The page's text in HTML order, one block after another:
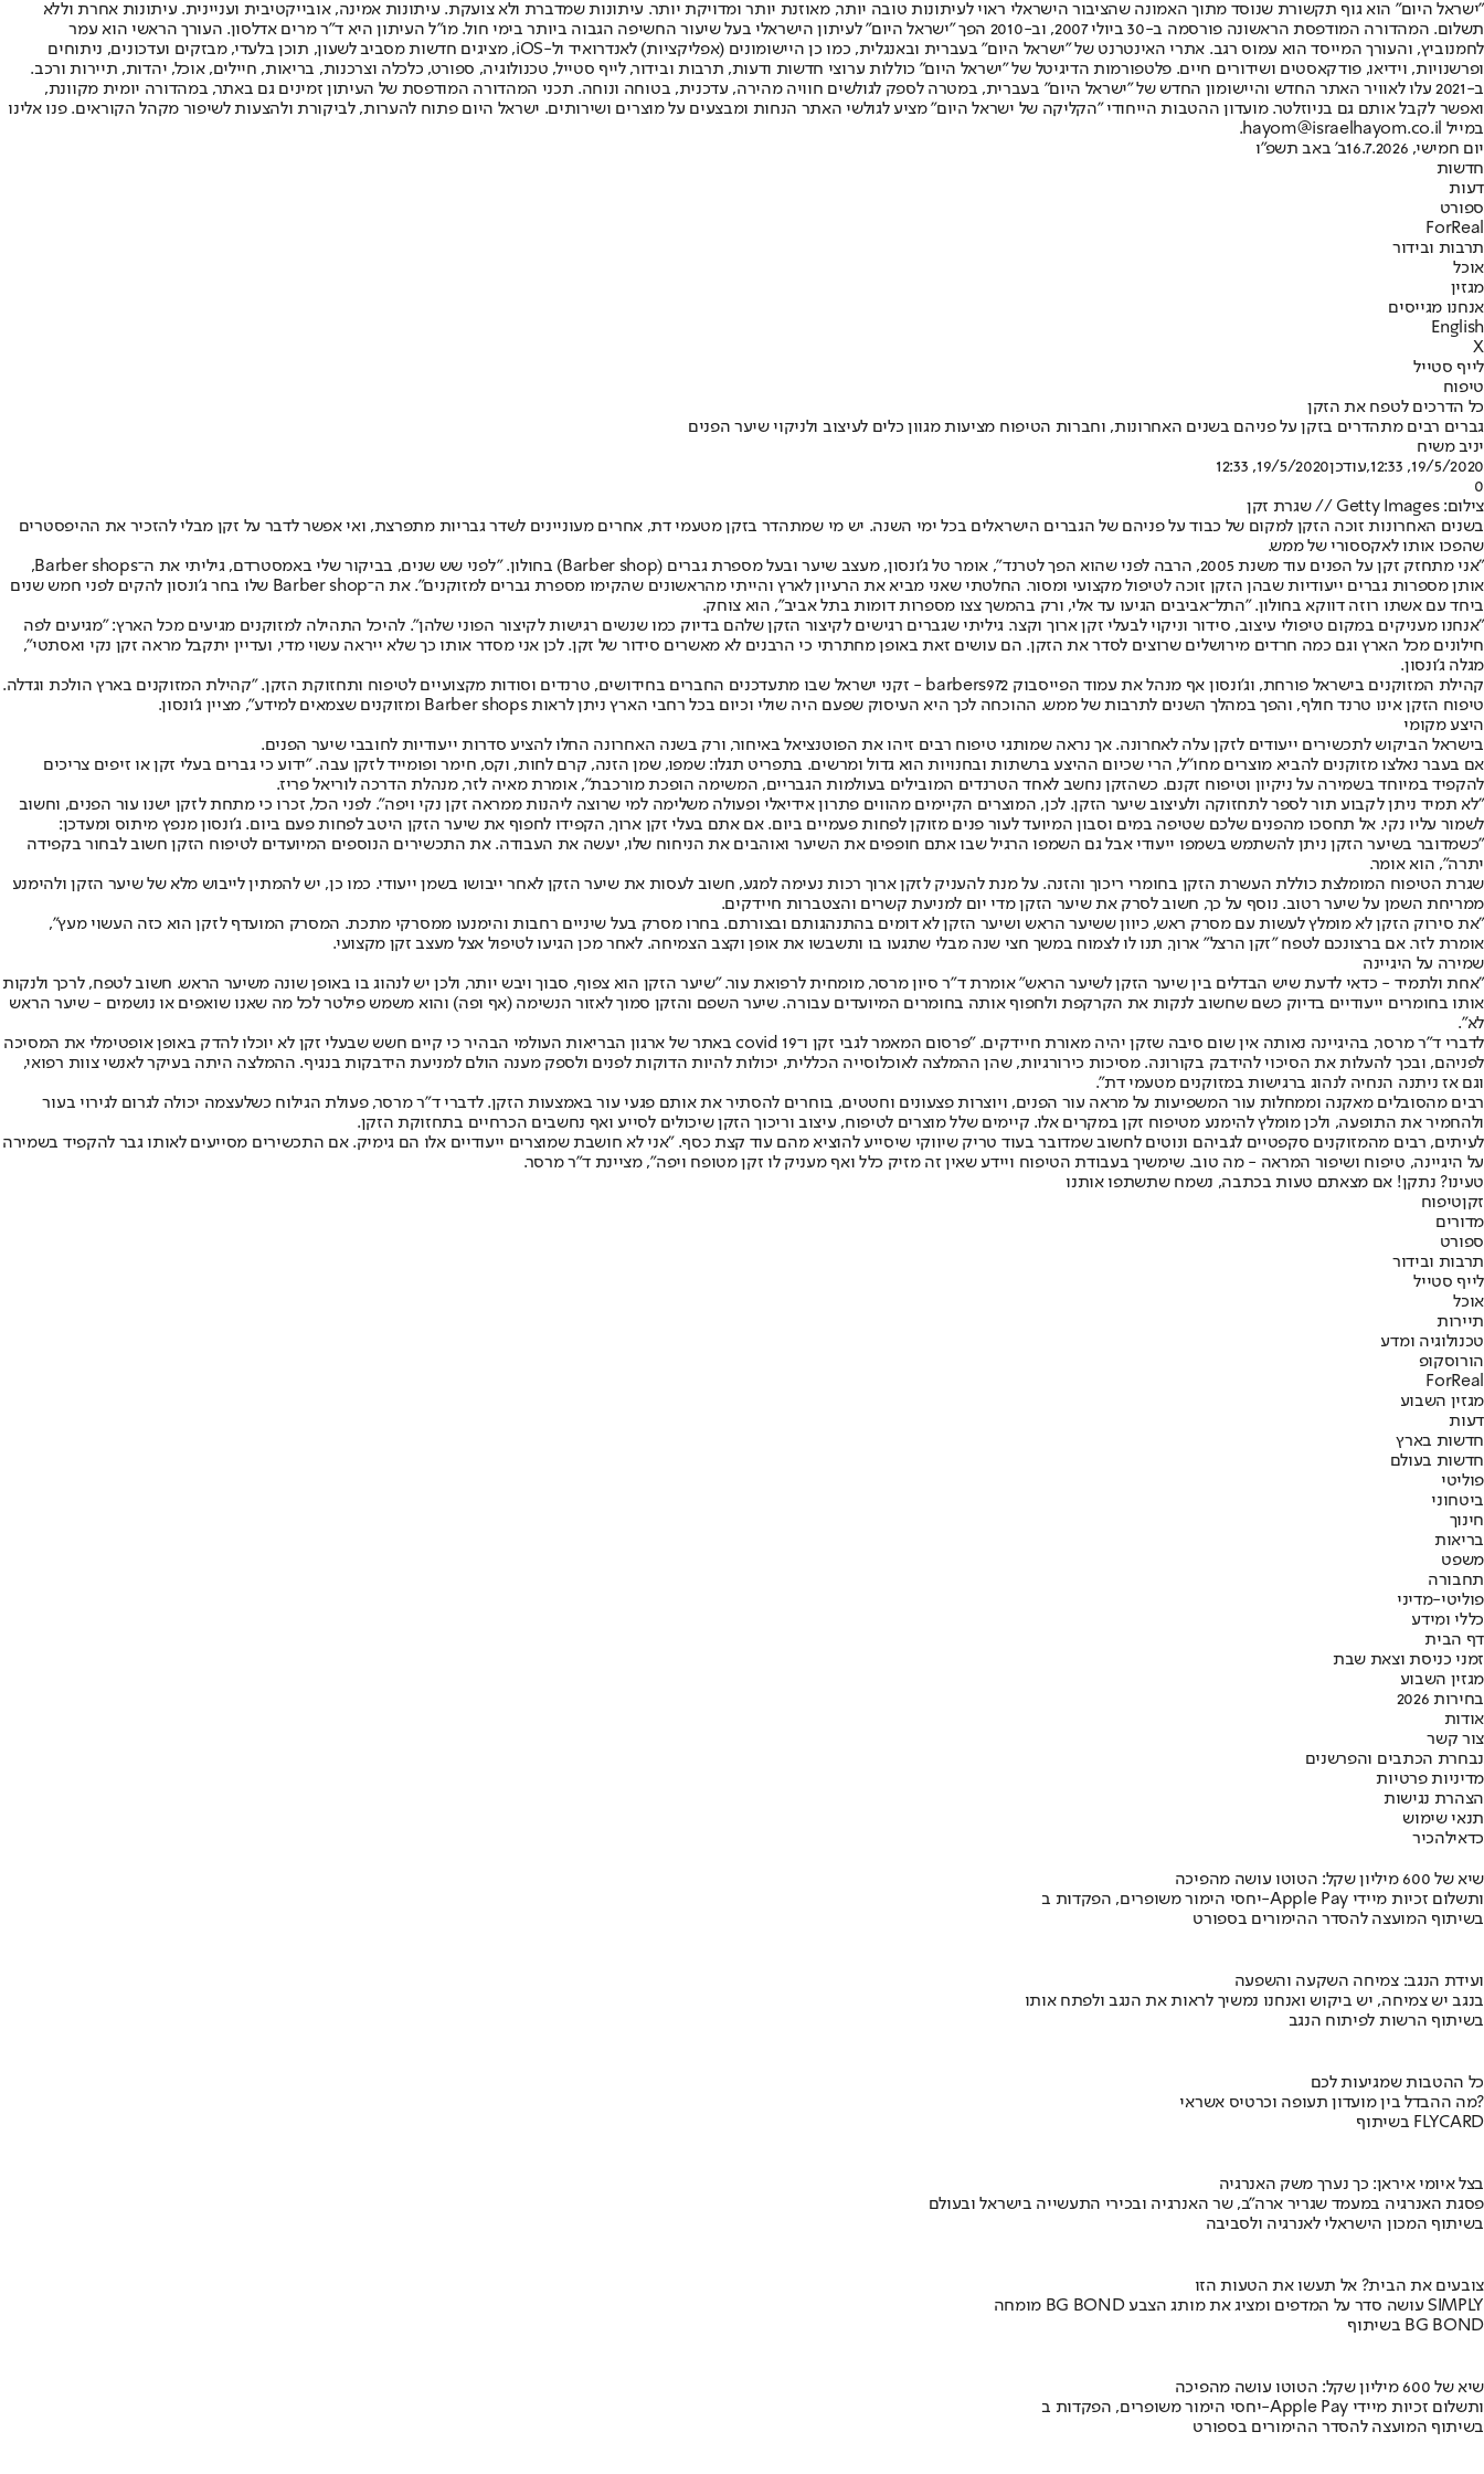
"ישראל היום" הוא גוף תקשורת שנוסד מתוך האמונה שהציבור הישראלי ראוי לעיתונות טובה יותר, מאוזנת יותר ומדויקת יותר. עיתונות שמדברת ולא צועקת. עיתונות אמינה, אובייקטיבית ועניינית. עיתונות אחרת וללא
תשלום. המהדורה המודפסת הראשונה פורסמה ב-30 ביולי 2007, וב-2010 הפך "ישראל היום" לעיתון הישראלי בעל שיעור החשיפה הגבוה ביותר בימי חול. מו"ל העיתון היא ד"ר מרים אדלסון. העורך הראשי הוא עמר
לחמנוביץ, והעורך המייסד הוא עמוס רגב. אתרי האינטרנט של "ישראל היום" בעברית ובאנגלית, כמו כן היישומונים (אפליקציות) לאנדרואיד ול-iOS, מציגים חדשות מסביב לשעון, תוכן בלעדי, מבזקים ועדכונים, ניתוחים
ופרשנויות, וידיאו, פודקאסטים ושידורים חיים. פלטפורמות הדיגיטל של "ישראל היום" כוללות ערוצי חדשות ודעות, תרבות ובידור, לייף סטייל, טכנולוגיה, ספורט, כלכלה וצרכנות, בריאות, חיילים, אוכל, יהדות, תיירות ורכב.
ב-2021 עלו לאוויר האתר החדש והיישומון החדש של "ישראל היום" בעברית, במטרה לספק לגולשים חוויה מהירה, עדכנית, בטוחה ונוחה. תכני המהדורה המודפסת של העיתון זמינים גם באתר, במהדורה יומית מקוונת,
ואפשר לקבל אותם גם בניוזלטר. מועדון ההטבות הייחודי "הקליקה של ישראל היום" מציע לגולשי האתר הנחות ומבצעים על מוצרים ושירותים. ישראל היום פתוח להערות, לביקורת ולהצעות לשיפור מקהל הקוראים. פנו אלינו
במייל hayom@israelhayom.co.il.
יום חמישי, 16.7.2026
ב' באב תשפ"ו
חדשות
דעות
ספורט
ForReal
תרבות ובידור
אוכל
מגזין
אנחנו מגייסים
English
X
לייף סטייל
טיפוח
כל הדרכים לטפח את הזקן
גברים רבים מתהדרים בזקן על פניהם בשנים האחרונות, וחברות הטיפוח מציעות מגוון כלים לעיצוב ולניקוי שיער הפנים
יניב משיח
19/5/2020, 12:33
,עודכן19/5/2020, 12:33
0
צילום: Getty Images // שגרת זקן
בשנים האחרונות זוכה הזקן למקום של כבוד על פניהם של הגברים הישראלים בכל ימי השנה. יש מי שמתהדר בזקן מטעמי דת, אחרים מעוניינים לשדר גבריות מתפרצת, ואי אפשר לדבר על זקן מבלי להזכיר את ההיפסטרים
שהפכו אותו לאקססורי של ממש.
"אני מתחזק זקן על הפנים עוד משנת 2005, הרבה לפני שהוא הפך לטרנד", אומר טל ג'ונסון, מעצב שיער ובעל מספרת גברים (Barber shop) בחולון. "לפני שש שנים, בביקור שלי באמסטרדם, גיליתי את ה־Barber shops,
אותן מספרות גברים ייעודיות שבהן הזקן זוכה לטיפול מקצועי ומסור. החלטתי שאני מביא את הרעיון לארץ והייתי מהראשונים שהקימו מספרת גברים למזוקנים". את ה־Barber shop שלו בחר ג'ונסון להקים לפני חמש שנים
ביחד עם אשתו רוזה דווקא בחולון. "התל־אביבים הגיעו עד אלי, ורק בהמשך צצו מספרות דומות בתל אביב", הוא צוחק.
"אנחנו מעניקים במקום טיפולי עיצוב, סידור וניקוי לבעלי זקן ארוך וקצר. גיליתי שגברים רגישים לקיצור הזקן שלהם בדיוק כמו שנשים רגישות לקיצור הפוני שלהן". להיכל התהילה למזוקנים מגיעים מכל הארץ: "מגיעים לפה
חילונים מכל הארץ וגם כמה חרדים מירושלים שרוצים לסדר את הזקן. הם עושים זאת באופן מחתרתי כי הרבנים לא מאשרים סידור של זקן. לכן אני מסדר אותו כך שלא ייראה עשוי מדי, ועדיין יתקבל מראה זקן נקי ואסתטי",
מגלה ג'ונסון.
קהילת המזוקנים בישראל פורחת, וג'ונסון אף מנהל את עמוד הפייסבוק barbers972 - זקני ישראל שבו מתעדכנים החברים בחידושים, טרנדים וסודות מקצועיים לטיפוח ותחזוקת הזקן. "קהילת המזוקנים בארץ הולכת וגדלה.
טיפוח הזקן אינו טרנד חולף, והפך במהלך השנים לתרבות של ממש. ההוכחה לכך היא העיסוק שפעם היה שולי וכיום בכל רחבי הארץ ניתן לראות Barber shops ומזוקנים שצמאים למידע", מציין ג'ונסון.
היצע מקומי
בישראל הביקוש לתכשירים ייעודים לזקן עלה לאחרונה. אך נראה שמותגי טיפוח רבים זיהו את הפוטנציאל באיחור, ורק בשנה האחרונה החלו להציע סדרות ייעודיות לחובבי שיער הפנים.
אם בעבר נאלצו מזוקנים להביא מוצרים מחו"ל, הרי שכיום ההיצע ברשתות ובחנויות הוא גדול ומרשים. בתפריט תגלו: שמפו, שמן הזנה, קרם לחות, וקס, חימר ופומייד לזקן עבה. "ידוע כי גברים בעלי זקן או זיפים צריכים
להקפיד במיוחד בשמירה על ניקיון וטיפוח זקנם. כשהזקן נחשב לאחד הטרנדים המובילים בעולמות הגבריים, המשימה הופכת מורכבת", אומרת מאיה לזר, מנהלת הדרכה לוריאל פריז.
"לא תמיד ניתן לקבוע תור לספר לתחזוקה ולעיצוב שיער הזקן. לכן, המוצרים הקיימים מהווים פתרון אידיאלי ופעולה משלימה למי שרוצה ליהנות ממראה זקן נקי ויפה". לפני הכל, זכרו כי מתחת לזקן ישנו עור הפנים, וחשוב
לשמור עליו נקי. אל תחסכו מהפנים שלכם שטיפה במים וסבון המיועד לעור פנים מזוקן לפחות פעמיים ביום. אם אתם בעלי זקן ארוך, הקפידו לחפוף את שיער הזקן היטב לפחות פעם ביום. ג'ונסון מנפץ מיתוס ומעדכן:
"כשמדובר בשיער הזקן ניתן להשתמש בשמפו ייעודי אבל גם השמפו הרגיל שבו אתם חופפים את השיער ואוהבים את הניחוח שלו, יעשה את העבודה. את התכשירים הנוספים המיועדים לטיפוח הזקן חשוב לבחור בקפידה
יתרה", הוא אומר.
שגרת הטיפוח המומלצת כוללת העשרת הזקן בחומרי ריכוך והזנה. על מנת להעניק לזקן ארוך רכות נעימה למגע, חשוב לעסות את שיער הזקן לאחר ייבושו בשמן ייעודי. כמו כן, יש להמתין לייבוש מלא של שיער הזקן ולהימנע
ממריחת השמן על שיער רטוב. נוסף על כך, חשוב לסרק את שיער הזקן מדי יום למניעת קשרים והצטברות חיידקים.
"את סירוק הזקן לא מומלץ לעשות עם מסרק ראש, כיוון ששיער הראש ושיער הזקן לא דומים בהתנהגותם ובצורתם. בחרו מסרק בעל שיניים רחבות והימנעו ממסרקי מתכת. המסרק המועדף לזקן הוא כזה העשוי מעץ",
אומרת לזר. אם ברצונכם לטפח "זקן הרצל" ארוך, תנו לו לצמוח במשך חצי שנה מבלי שתגעו בו ותשבשו את אופן וקצב הצמיחה. לאחר מכן הגיעו לטיפול אצל מעצב זקן מקצועי.
שמירה על היגיינה
"אחת ולתמיד - כדאי לדעת שיש הבדלים בין שיער הזקן לשיער הראש" אומרת ד"ר סיון מרסר, מומחית לרפואת עור. "שיער הזקן הוא צפוף, סבוך ויבש יותר, ולכן יש לנהוג בו באופן שונה משיער הראש. חשוב לטפח, לרכך ולנקות
אותו בחומרים ייעודיים בדיוק כשם שחשוב לנקות את הקרקפת ולחפוף אותה בחומרים המיועדים עבורה. שיער השפם והזקן סמוך לאזור הנשימה (אף ופה) והוא משמש פילטר לכל מה שאנו שואפים או נושמים - שיער הראש
לא".
לדברי ד"ר מרסר, בהיגיינה נאותה אין שום סיבה שזקן יהיה מאורת חיידקים. "פרסום המאמר לגבי זקן ו־covid 19 באתר של ארגון הבריאות העולמי הבהיר כי קיים חשש שבעלי זקן לא יוכלו להדק באופן אופטימלי את המסיכה
לפניהם, ובכך להעלות את הסיכוי להידבק בקורונה. מסיכות כירורגיות, שהן ההמלצה לאוכלוסייה הכללית, יכולות להיות הדוקות לפנים ולספק מענה הולם למניעת הידבקות בנגיף. ההמלצה היתה בעיקר לאנשי צוות רפואי,
וגם אז ניתנה הנחיה לנהוג ברגישות במזוקנים מטעמי דת".
רבים מהסובלים מאקנה וממחלות עור המשפיעות על מראה עור הפנים, ויוצרות פצעונים וחטטים, בוחרים להסתיר את אותם פגעי עור באמצעות הזקן. לדברי ד"ר מרסר, פעולת הגילוח כשלעצמה יכולה לגרום לגירוי בעור
ולהחמיר את התופעה, ולכן מומלץ להימנע מטיפוח זקן במקרים אלו. קיימים שלל מוצרים לטיפוח, עיצוב וריכוך הזקן שיכולים לסייע ואף נחשבים הכרחיים בתחזוקת הזקן.
לעיתים, רבים מהמזוקנים סקפטיים לגביהם ונוטים לחשוב שמדובר בעוד טריק שיווקי שיסייע להוציא מהם עוד קצת כסף. "אני לא חושבת שמוצרים ייעודיים אלו הם גימיק. אם התכשירים מסייעים לאותו גבר להקפיד בשמירה
על היגיינה, טיפוח ושיפור המראה - מה טוב. שימשיך בעבודת הטיפוח ויידע שאין זה מזיק כלל ואף מעניק לו זקן מטופח ויפה", מציינת ד"ר מרסר.
טעינו? נתקן! אם מצאתם טעות בכתבה, נשמח שתשתפו אותנו
זקןטיפוח
מדורים
ספורט
תרבות ובידור
לייף סטייל
אוכל
תיירות
טכנולוגיה ומדע
הורוסקופ
ForReal
מגזין השבוע
דעות
חדשות בארץ
חדשות בעולם
פוליטי
ביטחוני
חינוך
בריאות
משפט
תחבורה
פוליטי-מדיני
כללי ומידע
דף הבית
זמני כניסת וצאת שבת
מגזין השבוע
בחירות 2026
אודות
צור קשר
נבחרת הכתבים והפרשנים
מדיניות פרטיות
הצהרת נגישות
תנאי שימוש
כדאילהכיר
שיא של 600 מיליון שקל: הטוטו עושה מהפיכה
יחסי הימור משופרים, הפקדות ב-Apple Pay ותשלום זכיות מיידי
בשיתוף המועצה להסדר ההימורים בספורט
ועידת הנגב: צמיחה השקעה והשפעה
בנגב יש צמיחה, יש ביקוש ואנחנו נמשיך לראות את הנגב ולפתח אותו
בשיתוף הרשות לפיתוח הנגב
כל ההטבות שמגיעות לכם
מה ההבדל בין מועדון תעופה וכרטיס אשראי?
בשיתוף FLYCARD
בצל איומי איראן: כך נערך משק האנרגיה
פסגת האנרגיה במעמד שגריר ארה"ב, שר האנרגיה ובכירי התעשייה בישראל ובעולם
בשיתוף המכון הישראלי לאנרגיה ולסביבה
צובעים את הבית? אל תעשו את הטעות הזו
מומחה BG BOND עושה סדר על המדפים ומציג את מותג הצבע SIMPLY
בשיתוף BG BOND
שיא של 600 מיליון שקל: הטוטו עושה מהפיכה
יחסי הימור משופרים, הפקדות ב-Apple Pay ותשלום זכיות מיידי
בשיתוף המועצה להסדר ההימורים בספורט